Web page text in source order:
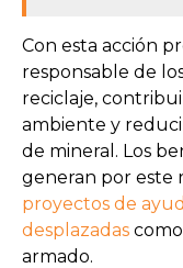
Con esta acción
responsable de
reciclaje,
ambiente y
de mineral. Los
generan por este
proyectos de
desplazadas
armado.